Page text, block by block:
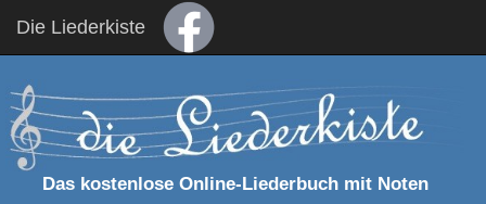
Die Liederkiste
Das kostenlose Online-Liederbuch mit Noten